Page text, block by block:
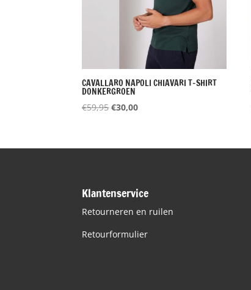
CAVALLARO NAPOLI CHIAVARI T-SHIRT
DONKERGROEN
€59,95Oorspronkelijke
€59,95.
€30,00Huidige
€30,00.
Klantenservice
Retourneren en ruilen
Retourformulier